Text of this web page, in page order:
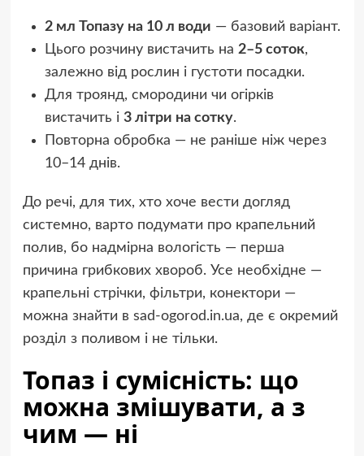
2 мл Топазу на 10 л води — базовий варіант.
Цього розчину вистачить на 2–5 соток,
залежно від рослин і густоти посадки.
Для троянд, смородини чи огірків
вистачить і 3 літри на сотку.
Повторна обробка — не раніше ніж через
10–14 днів.
До речі, для тих, хто хоче вести догляд
системно, варто подумати про крапельний
полив, бо надмірна вологість — перша
причина грибкових хвороб. Усе необхідне —
крапельні стрічки, фільтри, конектори —
можна знайти в sad-ogorod.in.ua, де є окремий
розділ з поливом і не тільки.
Топаз і сумісність: що
можна змішувати, а з
чим — ні